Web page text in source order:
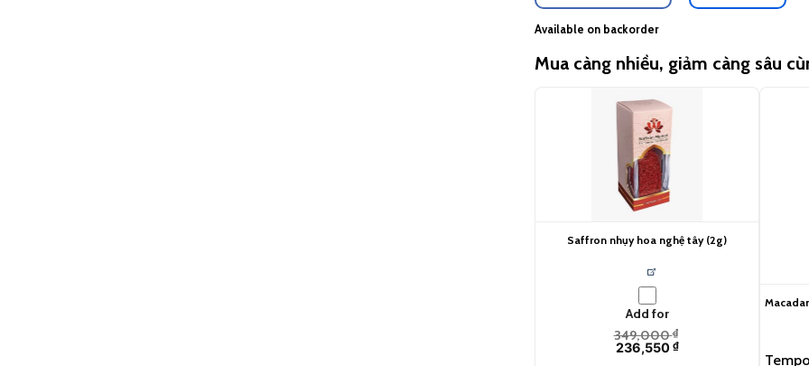
Available on backorder
Mua càng nhiều, giảm càng sâu
Saffron nhụy hoa nghệ tây (2g)
Add for
349,000₫
236,550₫